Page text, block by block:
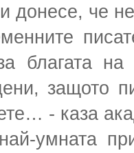
донесе, че
благата
защото
- каза
умната